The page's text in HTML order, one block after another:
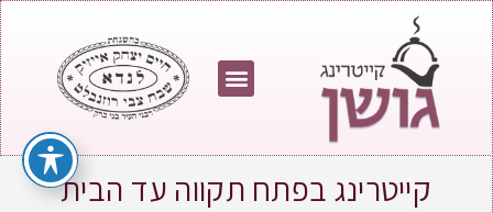
קייטרינג בפתח תקווה עד הבית